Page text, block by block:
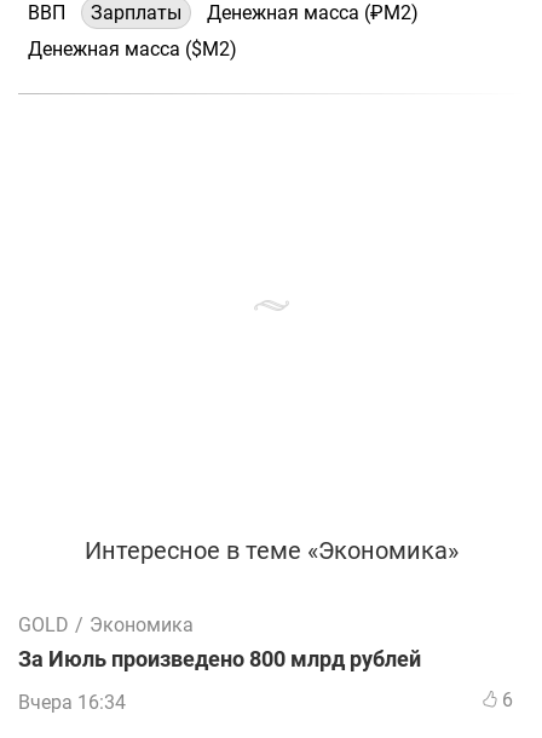
ВВП Зарплаты
Денежная масса (₽М2)
Денежная масса ($М2)
Интересное в теме «Экономика»
GOLD / Экономика
За Июль произведено 800 млрд рублей
Вчера 16:34 6